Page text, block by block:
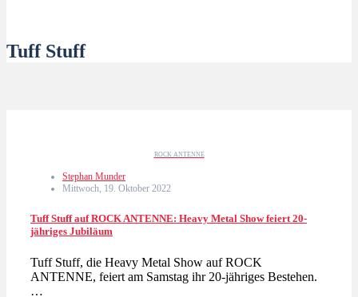
Tuff Stuff
ROCK ANTENNE
Stephan Munder
Mittwoch, 19. Oktober 2022
Tuff Stuff auf ROCK ANTENNE: Heavy Metal Show feiert 20-
jähriges Jubiläum
Tuff Stuff, die Heavy Metal Show auf ROCK
ANTENNE, feiert am Samstag ihr 20-jähriges Bestehen.
…